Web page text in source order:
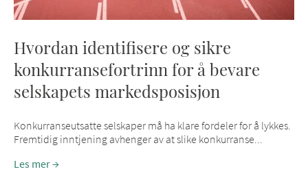
Hvordan identifisere og sikre
konkurransefortrinn for å bevare
selskapets markedsposisjon
Konkurranseutsatte selskaper må ha klare fordeler for å lykkes.
Fremtidig inntjening avhenger av at slike konkurranse...
Les mer